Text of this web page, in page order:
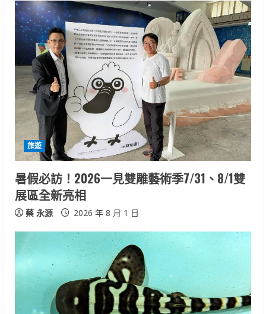
旅遊
暑假必訪！2026一見雙雕藝術季7/31、8/1雙
展區全新亮相
蔡 永源 2026 年 8 月 1 日